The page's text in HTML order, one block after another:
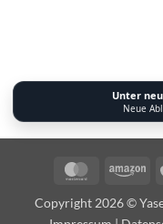
Unter
Neue
MasterCard
Copyright 2026 ©